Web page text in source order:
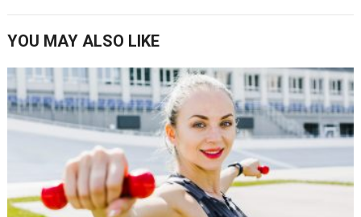
YOU MAY ALSO LIKE